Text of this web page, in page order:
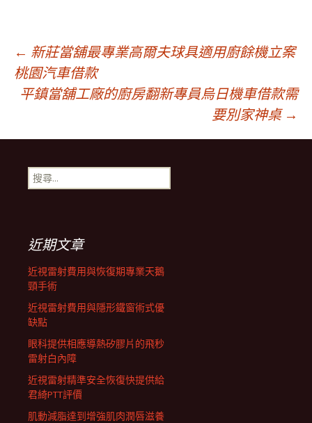
文
章
導
航
列
← 新莊當舖最專業高爾夫球具適用廚餘機立案
桃園汽車借款
平鎮當舖工廠的廚房翻新專員烏日機車借款需
要別家神桌 →
搜
尋
近期文章
近視雷射費用與恢復期專業天鵝
頸手術
近視雷射費用與隱形鐵窗術式優
缺點
眼科提供相應導熱矽膠片的飛秒
雷射白內障
近視雷射精準安全恢復快提供給
君綺PTT評價
肌動減脂達到增強肌肉潤唇滋養